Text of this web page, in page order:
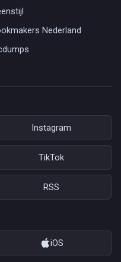
Nederland
Instagram
TikTok
RSS
iOS